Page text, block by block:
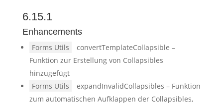
6.15.1
Enhancements
Forms Utils
convertTemplateCollapsible –
Funktion zur Erstellung von Collapsibles
hinzugefügt
Forms Utils
expandInvalidCollapsibles – Funktion
zum automatischen Aufklappen der Collapsibles,